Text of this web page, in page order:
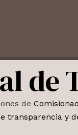
de
de
transparencia y